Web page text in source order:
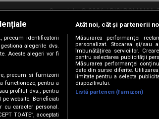
Copyright © 2026 / DIGI ROMANIA
Abonare Digi TV Frecvente Digi Sport
Versiune mobil
precum identificatorii
alegerile dvs.
Aceste alegeri vor fi
precum si furnizorii
functioneze, pentru a
profilul dvs., pentru
website. Beneficiati
cu caracter personal.
TOATE”, acceptati
Atât noi, cât și partenerii
Măsurarea performanței
personalizat. Stocarea și/sau
îmbunătățirea serviciilor.
pentru selectarea publicității
Măsurarea performanței
date din surse diferite.
limitate pentru a selecta
dispozitivului.
Listă parteneri (furnizori)